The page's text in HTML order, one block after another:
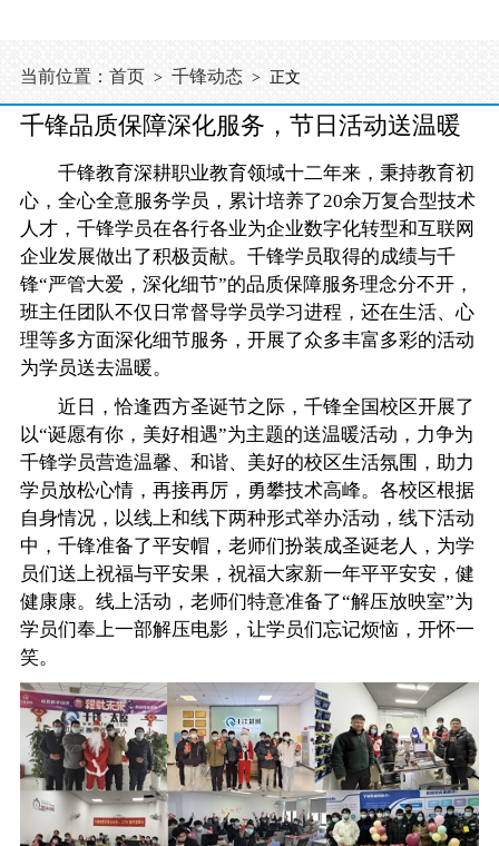
当前位置： 首页 > 千锋动态 > 正文
千锋品质保障深化服务，节日活动送温暖
千锋教育深耕职业教育领域十二年来，秉持教育初
心，全心全意服务学员，累计培养了20余万复合型技术
人才，千锋学员在各行各业为企业数字化转型和互联网
企业发展做出了积极贡献。千锋学员取得的成绩与千
锋“严管大爱，深化细节”的品质保障服务理念分不开，
班主任团队不仅日常督导学员学习进程，还在生活、心
理等多方面深化细节服务，开展了众多丰富多彩的活动
为学员送去温暖。
近日，恰逢西方圣诞节之际，千锋全国校区开展了
以“诞愿有你，美好相遇”为主题的送温暖活动，力争为
千锋学员营造温馨、和谐、美好的校区生活氛围，助力
学员放松心情，再接再厉，勇攀技术高峰。各校区根据
自身情况，以线上和线下两种形式举办活动，线下活动
中，千锋准备了平安帽，老师们扮装成圣诞老人，为学
员们送上祝福与平安果，祝福大家新一年平平安安，健
健康康。线上活动，老师们特意准备了“解压放映室”为
学员们奉上一部解压电影，让学员们忘记烦恼，开怀一
笑。